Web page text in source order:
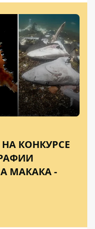
КОНКУРСЕ
МАКАКА -